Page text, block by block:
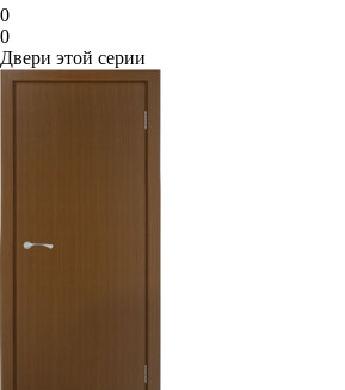
0
0
Двери этой серии